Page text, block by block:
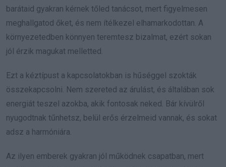
barátaid gyakran kérnek tőled tanácsot, mert figyelmesen
meghallgatod őket, és nem ítélkezel elhamarkodottan. A
környezetedben könnyen teremtesz bizalmat, ezért sokan
jól érzik magukat melletted.
Ezt a kéztípust a kapcsolatokban is hűséggel szokták
összekapcsolni. Nem szereted az árulást, és általában sok
energiát teszel azokba, akik fontosak neked. Bár kívülről
nyugodtnak tűnhetsz, belül erős érzelmeid vannak, és sokat
adsz a harmóniára.
Az ilyen emberek gyakran jól működnek csapatban, mert